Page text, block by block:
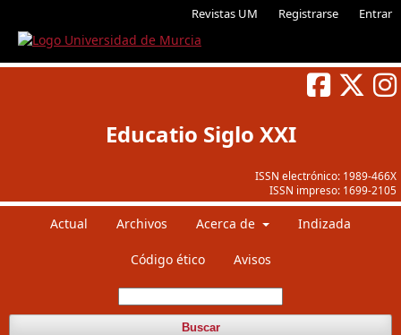
Revistas UM Registrarse Entrar
ISSN electrónico: 1989-466X
ISSN impreso: 1699-2105
Educatio Siglo XXI
Actual Archivos Acerca de Indizada
Código ético Avisos
Buscar